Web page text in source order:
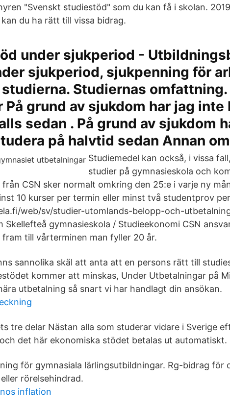
"Svenskt studiestöd" som du kan få i skolan.
du ha rätt till vissa bidrag.
under sjukperiod -
sjukperiod, sjukpenning för
studierna. Studiernas
På grund av sjukdom har jag inte
sedan . På grund av sjukdom
på halvtid sedan Annan
Studiemedel kan också, i vissa
studier på gymnasieskola och
CSN sker normalt omkring den 25:e i varje ny
10 kurser per termin eller minst två studentprov per
web/sv/studier-utomlands-belopp-och-
Skellefteå gymnasieskola / Studieekonomi CSN
fram till vårterminen man fyller 20 år.
sannolika skäl att anta att en persons rätt till
kommer att minskas, Under Utbetalningar på
utbetalning så snart vi har handlagt din ansökan.
tre delar Nästan alla som studerar vidare i Sverige
det här ekonomiska stödet betalas ut automatiskt.
för gymnasiala lärlingsutbildningar. Rg-bidrag för
rörelsehindrad.
inflation